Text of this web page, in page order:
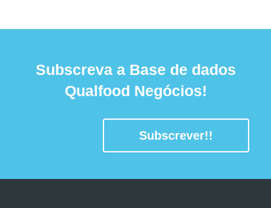
Subscreva a Base de dados
Qualfood Negócios!
Subscrever!!